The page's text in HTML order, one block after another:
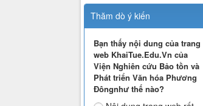
Thăm dò ý kiến
Bạn thấy nội dung của trang
web KhaiTue.Edu.Vn của
Viện Nghiên cứu Bảo tồn và
Phát triển Văn hóa Phương
Đôngnhư thế nào?